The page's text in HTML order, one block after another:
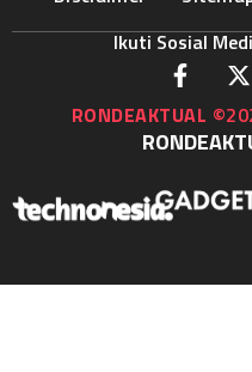
Ikuti Sosial
RONDEAKTUAL